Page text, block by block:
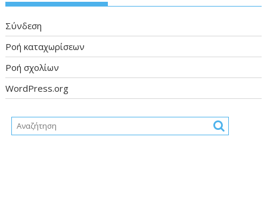
Σύνδεση
Ροή καταχωρίσεων
Ροή σχολίων
WordPress.org